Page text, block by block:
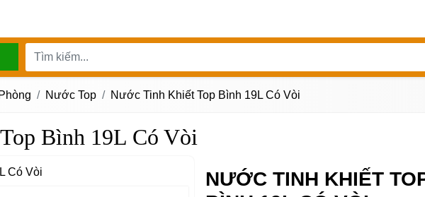
Nước Top Nước Tinh Khiết Top Bình 19L Có Vòi
Bình 19L Có Vòi
NƯỚC TINH KHIẾT